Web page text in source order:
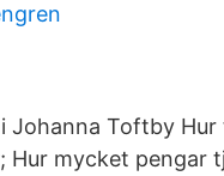
Johanna Toftby Hur
Hur mycket pengar